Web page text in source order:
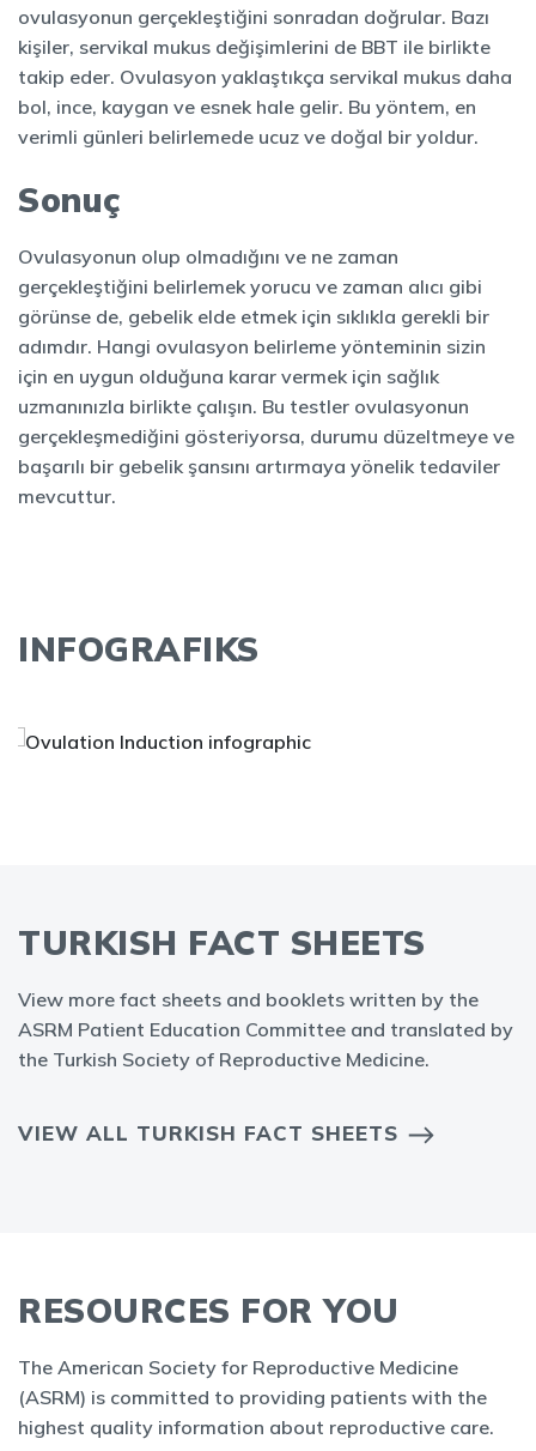
ovulasyonun gerçekleştiğini sonradan doğrular. Bazı
kişiler, servikal mukus değişimlerini de BBT ile birlikte
takip eder. Ovulasyon yaklaştıkça servikal mukus daha
bol, ince, kaygan ve esnek hale gelir. Bu yöntem, en
verimli günleri belirlemede ucuz ve doğal bir yoldur.
Sonuç
Ovulasyonun olup olmadığını ve ne zaman
gerçekleştiğini belirlemek yorucu ve zaman alıcı gibi
görünse de, gebelik elde etmek için sıklıkla gerekli bir
adımdır. Hangi ovulasyon belirleme yönteminin sizin
için en uygun olduğuna karar vermek için sağlık
uzmanınızla birlikte çalışın. Bu testler ovulasyonun
gerçekleşmediğini gösteriyorsa, durumu düzeltmeye ve
başarılı bir gebelik şansını artırmaya yönelik tedaviler
mevcuttur.
INFOGRAFIKS
TURKISH FACT SHEETS
View more fact sheets and booklets written by the
ASRM Patient Education Committee and translated by
the Turkish Society of Reproductive Medicine.
VIEW ALL TURKISH FACT SHEETS
RESOURCES FOR YOU
The American Society for Reproductive Medicine
(ASRM) is committed to providing patients with the
highest quality information about reproductive care.